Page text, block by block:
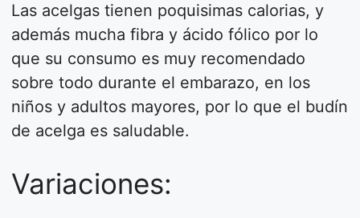
Las acelgas tienen poquisimas calorias, y
además mucha fibra y ácido fólico por lo
que su consumo es muy recomendado
sobre todo durante el embarazo, en los
niños y adultos mayores, por lo que el budín
de acelga es saludable.
Variaciones: